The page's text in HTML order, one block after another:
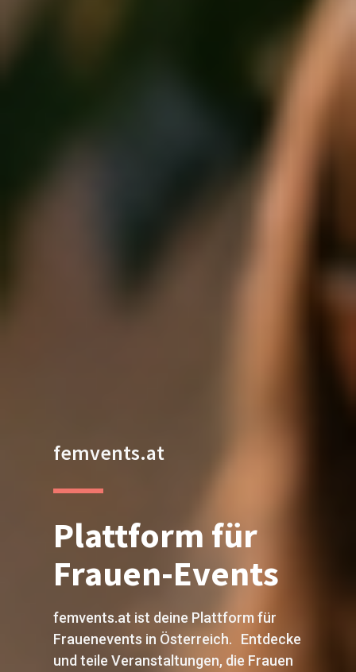
femvents.at
Plattform für
Frauen-Events
femvents.at ist deine Plattform für
Frauenevents in Österreich. Entdecke
und teile Veranstaltungen, die Frauen